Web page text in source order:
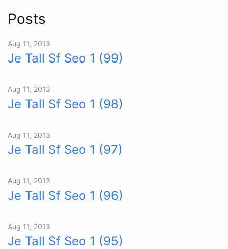
Posts
Aug 11, 2013
Je Tall Sf Seo 1 (99)
Aug 11, 2013
Je Tall Sf Seo 1 (98)
Aug 11, 2013
Je Tall Sf Seo 1 (97)
Aug 11, 2013
Je Tall Sf Seo 1 (96)
Aug 11, 2013
Je Tall Sf Seo 1 (95)